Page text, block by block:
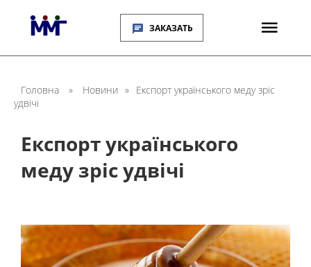
ЗАКАЗАТЬ
Головна » Новини » Експорт українського меду зріс
удвічі
Експорт українського
меду зріс удвічі